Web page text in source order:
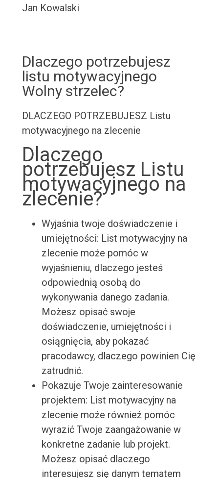
Jan Kowalski
Dlaczego potrzebujesz
listu motywacyjnego
Wolny strzelec?
DLACZEGO POTRZEBUJESZ Listu
motywacyjnego na zlecenie
Dlaczego
potrzebujesz Listu
motywacyjnego na
zlecenie?
Wyjaśnia twoje doświadczenie i
umiejętności: List motywacyjny na
zlecenie może pomóc w
wyjaśnieniu, dlaczego jesteś
odpowiednią osobą do
wykonywania danego zadania.
Możesz opisać swoje
doświadczenie, umiejętności i
osiągnięcia, aby pokazać
pracodawcy, dlaczego powinien Cię
zatrudnić.
Pokazuje Twoje zainteresowanie
projektem: List motywacyjny na
zlecenie może również pomóc
wyrazić Twoje zaangażowanie w
konkretne zadanie lub projekt.
Możesz opisać dlaczego
interesujesz się danym tematem